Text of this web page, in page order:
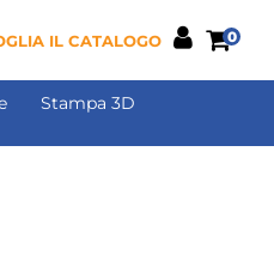
IL CATALOGO 0
Stampa 3D